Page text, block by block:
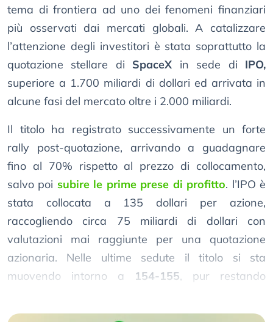
tema di frontiera ad uno dei fenomeni finanziari
più osservati dai mercati globali. A catalizzare
l’attenzione degli investitori è stata soprattutto la
quotazione stellare di SpaceX in sede di IPO,
superiore a 1.700 miliardi di dollari ed arrivata in
alcune fasi del mercato oltre i 2.000 miliardi.
Il titolo ha registrato successivamente un forte
rally post-quotazione, arrivando a guadagnare
fino al 70% rispetto al prezzo di collocamento,
salvo poi subire le prime prese di profitto. l’IPO è
stata collocata a 135 dollari per azione,
raccogliendo circa 75 miliardi di dollari con
valutazioni mai raggiunte per una quotazione
azionaria. Nelle ultime sedute il titolo si sta
muovendo intorno a 154-155, pur restando